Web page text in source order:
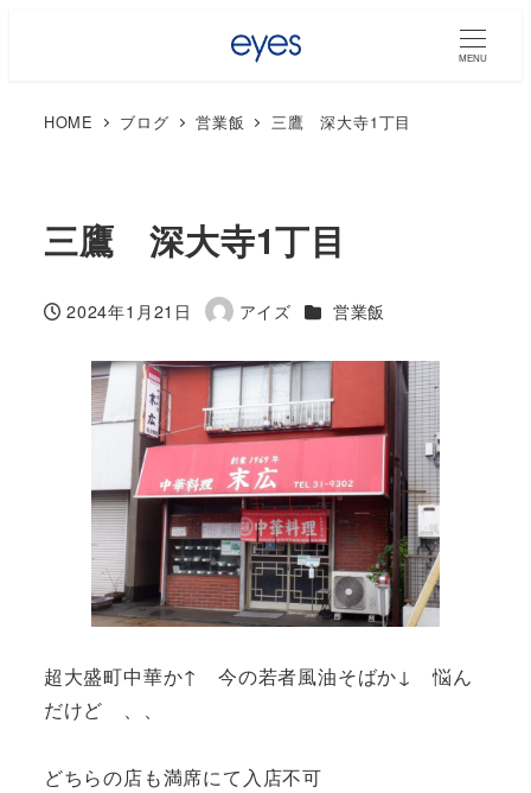
MENU
HOME ブログ 営業飯 三鷹 深大寺1丁目
三鷹 深大寺1丁目
投稿日
2024年1月21日
著
アイズ カテゴリー
営業飯
超大盛町中華か↑ 今の若者風油そばか↓ 悩ん
だけど 、、
どちらの店も満席にて入店不可